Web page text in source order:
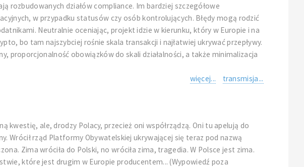
rozbudowanych działów compliance. Im bardziej szczegółowe
w przypadku statusów czy osób kontrolujących. Błędy mogą rodzić
Neutralnie oceniając, projekt idzie w kierunku, który w Europie i na
bo tam najszybciej rośnie skala transakcji i najłatwiej ukrywać przepływy.
proporcjonalność obowiązków do skali działalności, a także minimalizacja
więcej...
transmisja...
kwestię, ale, drodzy Polacy, przecież oni współrządzą. Oni tu apelują do
Wrócił rząd Platformy Obywatelskiej ukrywającej się teraz pod nazwą
Zima wróciła do Polski, no wróciła zima, tragedia. W Polsce jest zima.
które jest drugim w Europie producentem... (Wypowiedź poza